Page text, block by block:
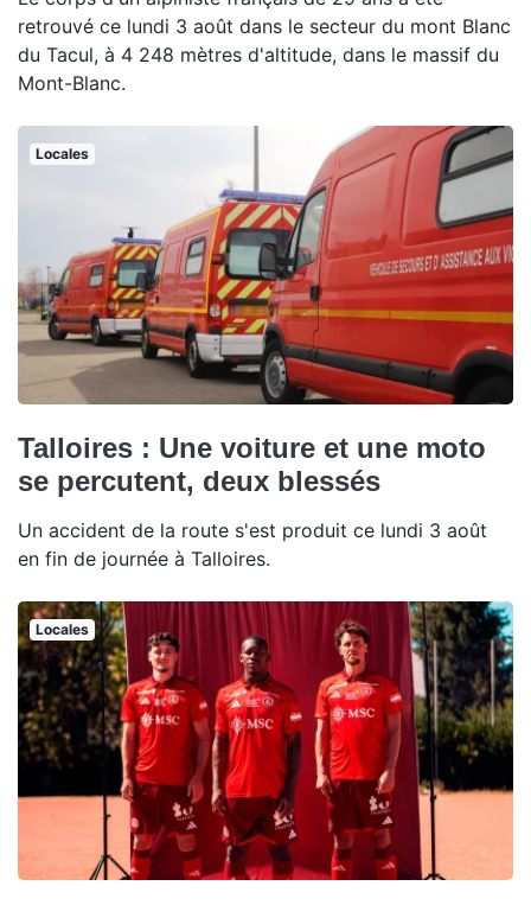
retrouvé ce lundi 3 août dans le secteur du mont Blanc
du Tacul, à 4 248 mètres d'altitude, dans le massif du
Mont-Blanc.
Locales
Talloires : Une voiture et une moto
se percutent, deux blessés
Un accident de la route s'est produit ce lundi 3 août
en fin de journée à Talloires.
Locales